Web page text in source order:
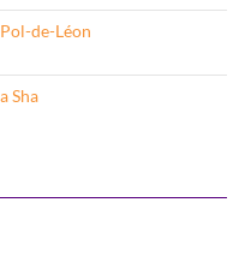
de-Léon
Sha